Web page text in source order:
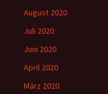
August 2020
Juli 2020
Juni 2020
April 2020
März 2020